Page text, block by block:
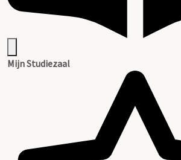
Mijn Studiezaal